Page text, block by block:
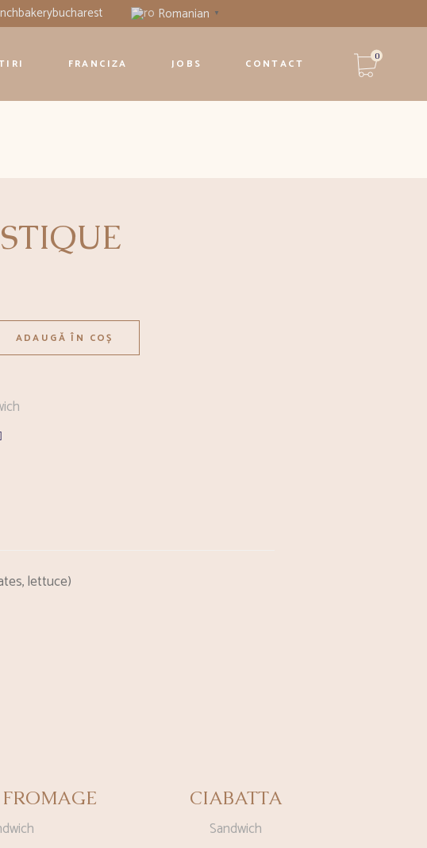
Romanian ▼
FRANCIZA JOBS CONTACT
0
Niciun produs în coș.
ADAUGĂ ÎN COȘ
lettuce)
CIABATTA
Sandwich